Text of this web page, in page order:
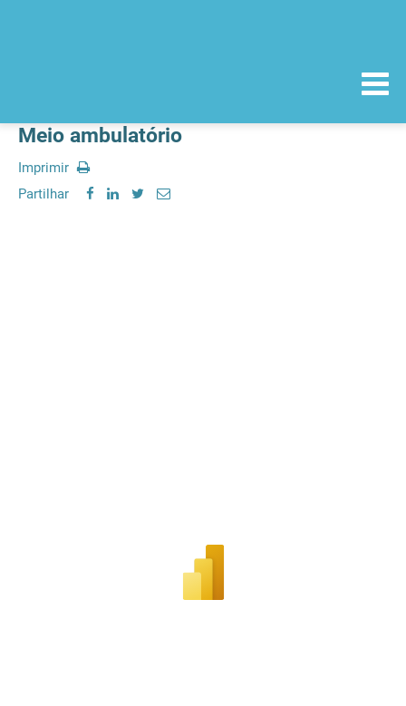
Meio ambulatório
Imprimir
Partilhar